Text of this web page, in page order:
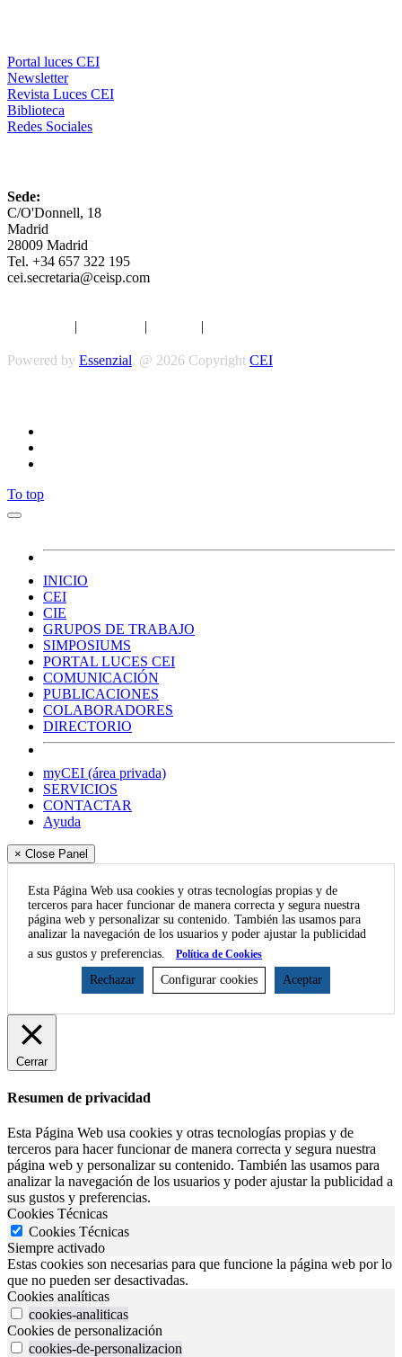
Portal luces CEI
Newsletter
Revista Luces CEI
Biblioteca
Redes Sociales
Sede:
C/O'Donnell, 18
Madrid
28009 Madrid
Tel. +34 657 322 195
cei.secretaria@ceisp.com
| | |
Powered by Essenzial. @ 2026 Copyright CEI
To top
INICIO
CEI
CIE
GRUPOS DE TRABAJO
SIMPOSIUMS
PORTAL LUCES CEI
COMUNICACIÓN
PUBLICACIONES
COLABORADORES
DIRECTORIO
myCEI (área privada)
SERVICIOS
CONTACTAR
Ayuda
× Close Panel
Esta Página Web usa cookies y otras tecnologías propias y de
terceros para hacer funcionar de manera correcta y segura nuestra
página web y personalizar su contenido. También las usamos para
analizar la navegación de los usuarios y poder ajustar la publicidad
a sus gustos y preferencias.
Política de Cookies
Rechazar Configurar cookies Aceptar
Cerrar
Resumen de privacidad
Esta Página Web usa cookies y otras tecnologías propias y de
terceros para hacer funcionar de manera correcta y segura nuestra
página web y personalizar su contenido. También las usamos para
analizar la navegación de los usuarios y poder ajustar la publicidad a
sus gustos y preferencias.
Cookies Técnicas
Cookies Técnicas
Siempre activado
Estas cookies son necesarias para que funcione la página web por lo
que no pueden ser desactivadas.
Cookies analíticas
cookies-analiticas
Cookies de personalización
cookies-de-personalizacion